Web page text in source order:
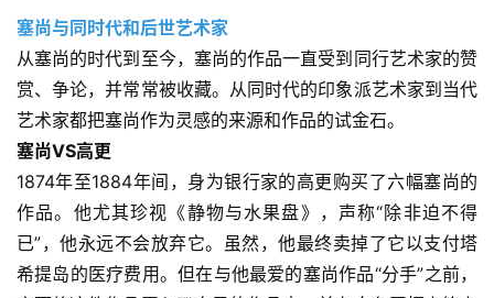
塞尚与同时代和后世艺术家
从塞尚的时代到至今，塞尚的作品一直受到同行艺术家的赞
赏、争论，并常常被收藏。从同时代的印象派艺术家到当代
艺术家都把塞尚作为灵感的来源和作品的试金石。
塞尚VS高更
1874年至1884年间，身为银行家的高更购买了六幅塞尚的
作品。他尤其珍视《静物与水果盘》，声称“除非迫不得
已”，他永远不会放弃它。虽然，他最终卖掉了它以支付塔
希提岛的医疗费用。但在与他最爱的塞尚作品“分手”之前，